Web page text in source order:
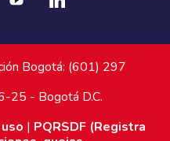
Bogotá: (601) 297
25 - Bogotá D.C.
| PQRSDF (Registra